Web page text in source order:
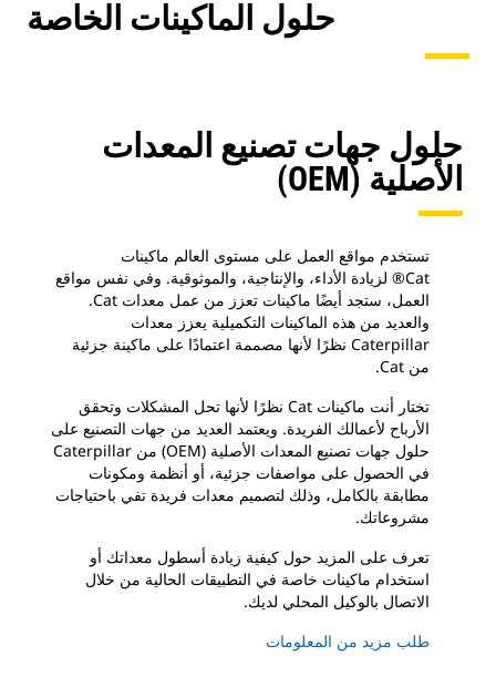
حلول الماكينات الخاصة
حلول جهات تصنيع المعدات
الأصلية (OEM)
تستخدم مواقع العمل على مستوى العالم ماكينات
Cat® لزيادة الأداء، والإنتاجية، والموثوقية. وفي نفس مواقع
العمل، ستجد أيضًا ماكينات تعزز من عمل معدات Cat.
والعديد من هذه الماكينات التكميلية يعزز معدات
Caterpillar نظرًا لأنها مصممة اعتمادًا على ماكينة جزئية
من Cat.
تختار أنت ماكينات Cat نظرًا لأنها تحل المشكلات وتحقق
الأرباح لأعمالك الفريدة. ويعتمد العديد من جهات التصنيع على
حلول جهات تصنيع المعدات الأصلية (OEM) من Caterpillar
في الحصول على مواصفات جزئية، أو أنظمة ومكونات
مطابقة بالكامل، وذلك لتصميم معدات فريدة تفي باحتياجات
مشروعاتك.
تعرف على المزيد حول كيفية زيادة أسطول معداتك أو
استخدام ماكينات خاصة في التطبيقات الحالية من خلال
الاتصال بالوكيل المحلي لديك.
طلب مزيد من المعلومات